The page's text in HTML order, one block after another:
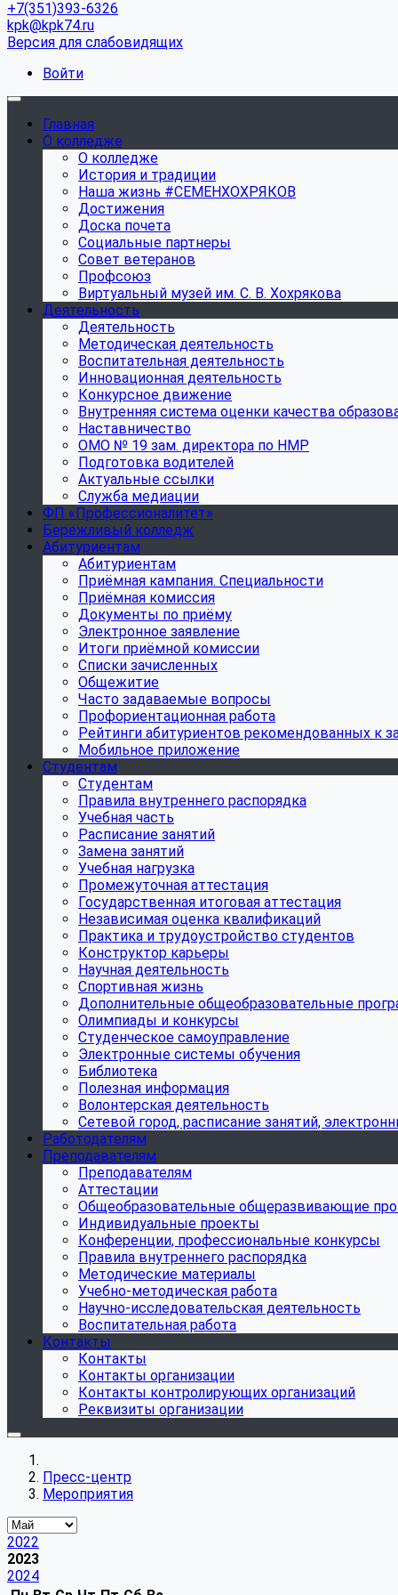
+7(351)393-6326
kpk@kpk74.ru
Версия для слабовидящих
Войти
Главная
О колледже
О колледже
История и традиции
Наша жизнь #СЕМЕНХОХРЯКОВ
Достижения
Доска почета
Социальные партнеры
Совет ветеранов
Профсоюз
Виртуальный музей им. С. В. Хохрякова
Деятельность
Деятельность
Методическая деятельность
Воспитательная деятельность
Инновационная деятельность
Конкурсное движение
Внутренняя система оценки качества
Наставничество
ОМО № 19 зам. директора по НМР
Подготовка водителей
Актуальные ссылки
Служба медиации
ФП «Профессионалитет»
Бережливый колледж
Абитуриентам
Абитуриентам
Приёмная кампания. Специальности
Приёмная комиссия
Документы по приёму
Электронное заявление
Итоги приёмной комиссии
Списки зачисленных
Общежитие
Часто задаваемые вопросы
Профориентационная работа
Рейтинги абитуриентов рекомендованных к
Мобильное приложение
Студентам
Студентам
Правила внутреннего распорядка
Учебная часть
Расписание занятий
Замена занятий
Учебная нагрузка
Промежуточная аттестация
Государственная итоговая аттестация
Независимая оценка квалификаций
Практика и трудоустройство студентов
Конструктор карьеры
Научная деятельность
Спортивная жизнь
Дополнительные общеобразовательные
Олимпиады и конкурсы
Студенческое самоуправление
Электронные системы обучения
Библиотека
Полезная информация
Волонтерская деятельность
Сетевой город, расписание занятий,
Работодателям
Преподавателям
Преподавателям
Аттестации
Общеобразовательные общеразвивающие
Индивидуальные проекты
Конференции, профессиональные конкурсы
Правила внутреннего распорядка
Методические материалы
Учебно-методическая работа
Научно-исследовательская деятельность
Воспитательная работа
Контакты
Контакты
Контакты организации
Контакты контролирующих организаций
Реквизиты организации
Пресс-центр
Мероприятия
2022
2023
2024